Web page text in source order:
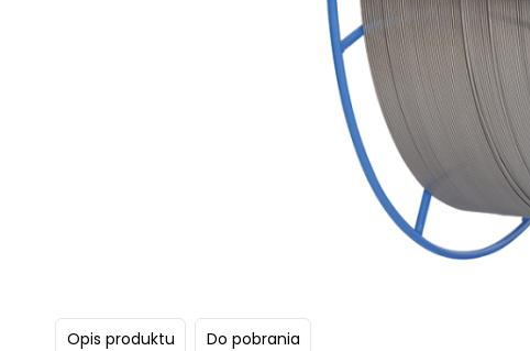
Opis produktu Do pobrania